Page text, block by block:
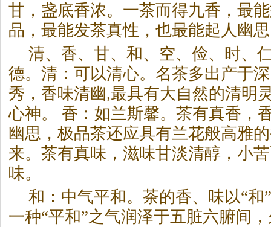
甘，盏底香浓。一茶而得九香，最
品，最能发茶真性，也最能起人幽
清、香、甘、和、空、俭、时、
德。清：可以清心。名茶多出产于
秀，香味清幽,最具有大自然的清明
心神。 香：如兰斯馨。茶有真香，
幽思，极品茶还应具有兰花般高雅
来。茶有真味，滋味甘淡清醇，小
味。
和：中气平和。茶的香、味以“和
一种“平和”之气润泽于五脏六腑间